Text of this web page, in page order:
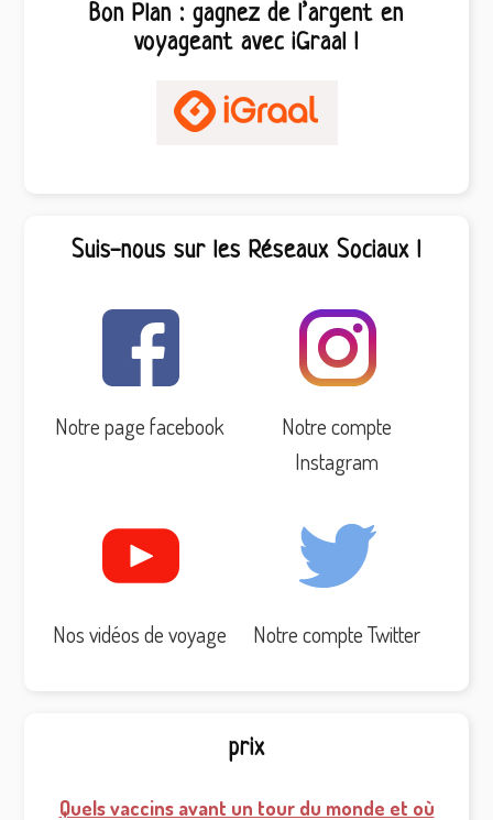
Bon Plan : gagnez de l’argent en
voyageant avec iGraal !
Suis-nous sur les Réseaux Sociaux !
Notre page facebook
Notre compte
Instagram
Nos vidéos de voyage Notre compte Twitter
prix
Quels vaccins avant un tour du monde et où